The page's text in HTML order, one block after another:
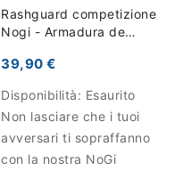
Rashguard competizione
Nogi - Armadura de
39,90 €
Disponibilità: Esaurito
Non lasciare che i tuoi
avversari ti sopraffanno
con la nostra NoGi